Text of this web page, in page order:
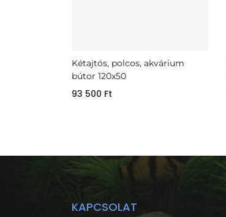
Kétajtós, polcos, akvárium
bútor 120x50
93 500 Ft
KAPCSOLAT